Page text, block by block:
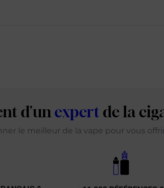
d'un expert de la
le meilleur de la vape pour vous